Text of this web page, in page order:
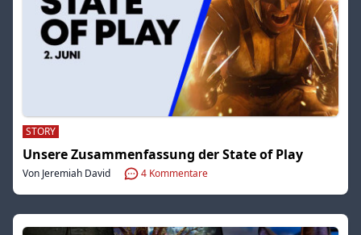
STORY
Unsere Zusammenfassung der State of Play
Von Jeremiah David 4 Kommentare